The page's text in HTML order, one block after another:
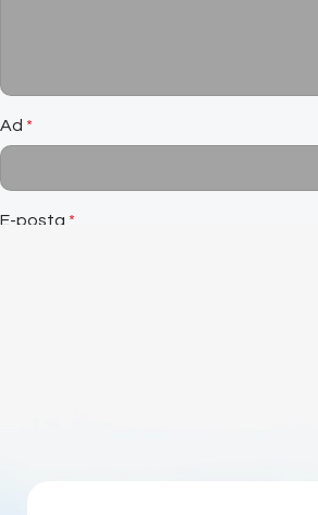
Ad *
E-posta *